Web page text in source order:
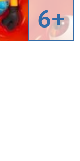
6+